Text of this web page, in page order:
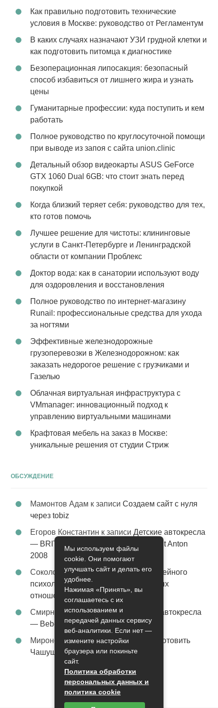
Как правильно подготовить технические
условия в Москве: руководство от Регламентум
В каких случаях назначают УЗИ грудной клетки и
как подготовить питомца к диагностике
Безоперационная липосакция: безопасный
способ избавиться от лишнего жира и узнать
цены
Гуманитарные профессии: куда поступить и кем
работать
Полное руководство по круглосуточной помощи
при выводе из запоя с сайта union.clinic
Детальный обзор видеокарты ASUS GeForce
GTX 1060 Dual 6GB: что стоит знать перед
покупкой
Когда близкий теряет себя: руководство для тех,
кто готов помочь
Лучшее решение для чистоты: клининговые
услуги в Санкт-Петербурге и Ленинградской
области от компании Проблекс
Доктор вода: как в санатории используют воду
для оздоровления и восстановления
Полное руководство по интернет-магазину
Runail: профессиональные средства для ухода
за ногтями
Эффективные железнодорожные
грузоперевозки в Железнодорожном: как
заказать недорогое решение с грузчиками и
Газелью
Облачная виртуальная инфраструктура с
VMmanager: инновационный подход к
управлению виртуальными машинами
Крафтовая мебель на заказ в Москве:
уникальные решения от студии Стриж
ОБСУЖДЕНИЕ
Мамонтов Адам к записиСоздаем сайт с нуля
через tobiz
Егоров Константин к записиДетские автокресла
— BRITAX Evolva 1-2-3 (1-2-3) цвет St Anton
2008
Соколова Эльзак записиУслуги семейного
психолога – стабильность в семейных
отношениях
Смирнова Грацияк записи
Детские автокресла
— Bebe Confort Moby цвет Orange
Миронов Никифорк записи
Как приготовить
Чашушули
Мы используем файлы
cookie. Они помогают
улучшать сайт и делать его
удобнее.
Нажимая «Принять», вы
соглашаетесь с их
использованием и
передачей данных сервису
веб-аналитики. Если нет —
измените настройки
браузера или покиньте
сайт.
Политика обработки
персональных данных и
политика cookie